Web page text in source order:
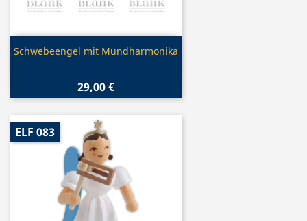
Vorschau
Schwebeengel mit Mundharmonika
29,00 €
ELF 083